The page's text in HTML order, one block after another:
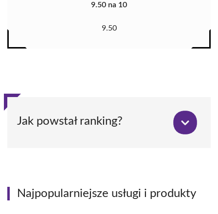
9.50 na 10
9.50
Jak powstał ranking?
Najpopularniejsze usługi i produkty